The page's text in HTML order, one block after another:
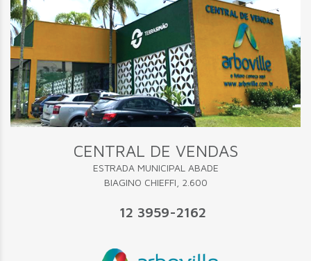
CENTRAL DE VENDAS
ESTRADA MUNICIPAL ABADE
BIAGINO CHIEFFI, 2.600
12 3959-2162